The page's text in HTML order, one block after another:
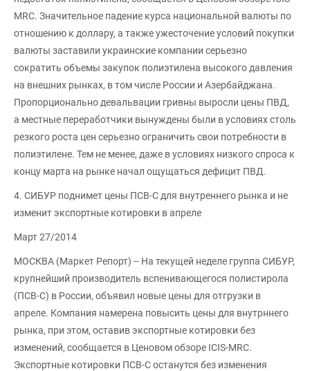
MRC. Значительное падение курса национальной валюты по
отношению к доллару, а также ужесточение условий покупки
валюты заставили украинские компании серьезно
сократить объемы закупок полиэтилена высокого давления
на внешних рынках, в том числе России и Азербайджана.
Пропорционально девальвации гривны выросли цены ПВД,
а местные переработчики вынуждены были в условиях столь
резкого роста цен серьезно ограничить свои потребности в
полиэтилене. Тем не менее, даже в условиях низкого спроса к
концу марта на рынке начал ощущаться дефицит ПВД.
4. СИБУР поднимет цены ПСВ-С для внутреннего рынка и не
изменит экспортные котировки в апреле
Март 27/2014
МОСКВА (Маркет Репорт) -- На текущей неделе группа СИБУР,
крупнейший производитель вспенивающегося полистирола
(ПСВ-С) в России, объявил новые цены для отгрузки в
апреле. Компания намерена повысить цены для внутрннего
рынка, при этом, оставив экспортные котировки без
изменений, сообщается в Ценовом обзоре ICIS-MRC.
Экспортные котировки ПСВ-С останутся без изменения